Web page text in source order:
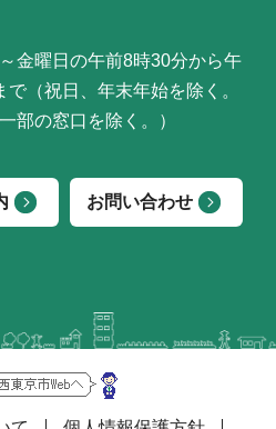
金曜日の午前8時30分から午
で（祝日、年末年始を除く。
部の窓口を除く。）
お問い合わせ